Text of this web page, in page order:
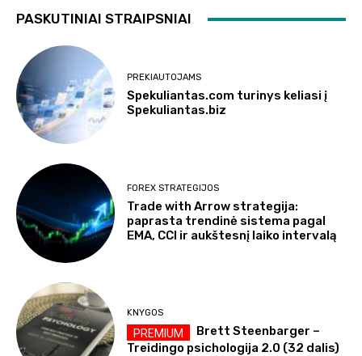
PASKUTINIAI STRAIPSNIAI
PREKIAUTOJAMS
Spekuliantas.com turinys keliasi į
Spekuliantas.biz
FOREX STRATEGIJOS
Trade with Arrow strategija:
paprasta trendinė sistema pagal
EMA, CCI ir aukštesnį laiko intervalą
KNYGOS
Brett Steenbarger –
Treidingo psichologija 2.0 (32 dalis)